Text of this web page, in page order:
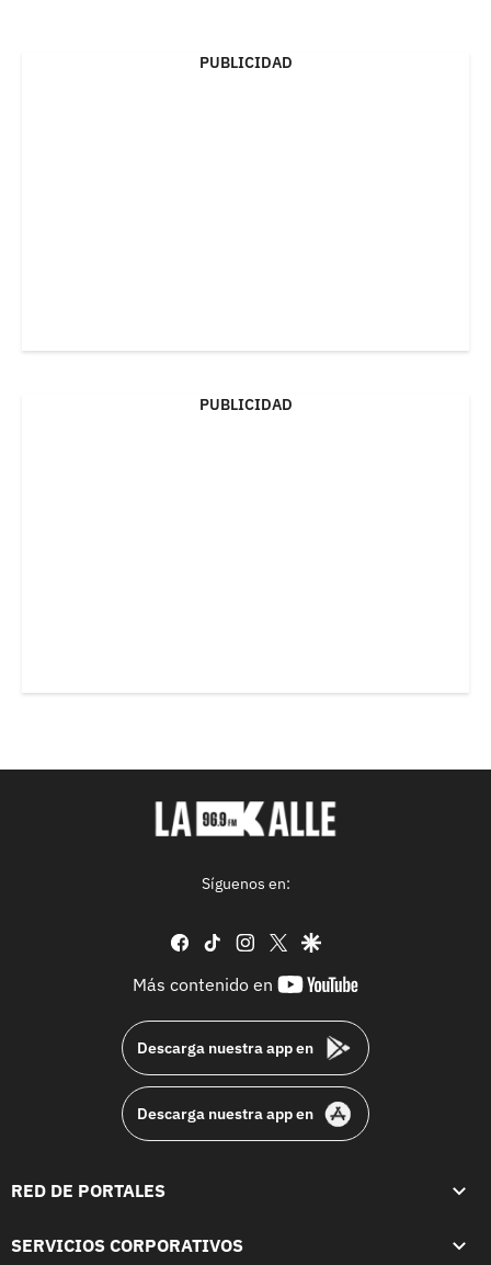
PUBLICIDAD
PUBLICIDAD
Síguenos en:
facebook
tiktok instagram
twittergoogle
Más contenido en
youtube-
Descarga nuestra app en
Descarga nuestra app en
RED DE PORTALES
SERVICIOS CORPORATIVOS